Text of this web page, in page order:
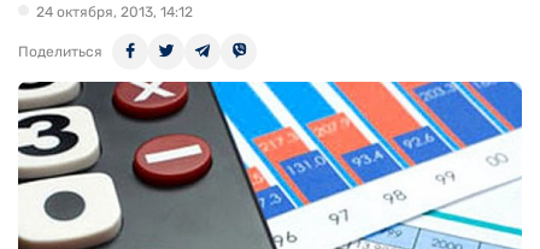
24 октября, 2013, 14:12
Поделиться